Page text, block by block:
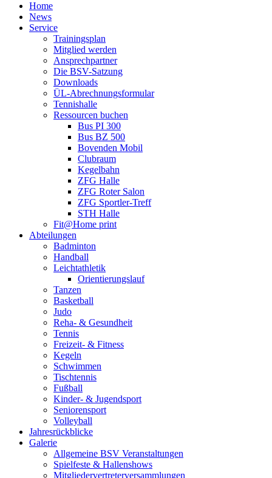
Home
News
Service
Trainingsplan
Mitglied werden
Ansprechpartner
Die BSV-Satzung
Downloads
ÜL-Abrechnungsformular
Tennishalle
Ressourcen buchen
Bus PI 300
Bus BZ 500
Bovenden Mobil
Clubraum
Kegelbahn
ZFG Halle
ZFG Roter Salon
ZFG Sportler-Treff
STH Halle
Fit@Home print
Abteilungen
Badminton
Handball
Leichtathletik
Orientierungslauf
Tanzen
Basketball
Judo
Reha- & Gesundheit
Tennis
Freizeit- & Fitness
Kegeln
Schwimmen
Tischtennis
Fußball
Kinder- & Jugendsport
Seniorensport
Volleyball
Jahresrückblicke
Galerie
Allgemeine BSV Veranstaltungen
Spielfeste & Hallenshows
Mitgliedervertreterversammlungen